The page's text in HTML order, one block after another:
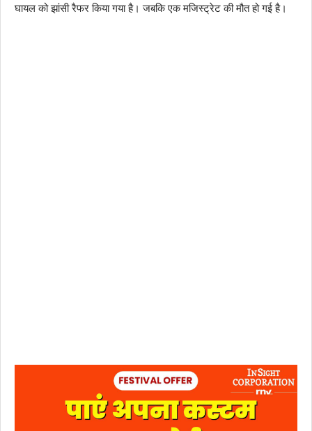
घायल को झांसी रैफर किया गया है। जबकि एक मजिस्ट्रेट की मौत हो गई है।